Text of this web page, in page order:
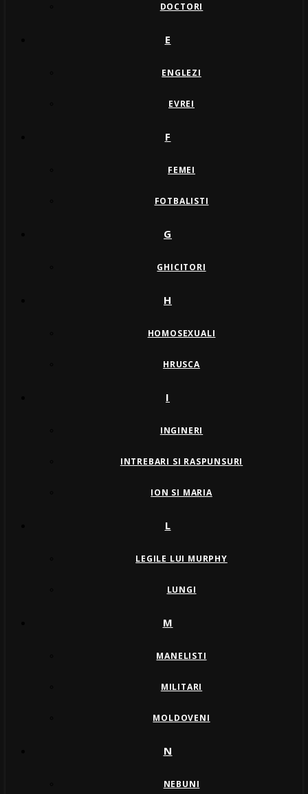
DOCTORI
E
ENGLEZI
EVREI
F
FEMEI
FOTBALISTI
G
GHICITORI
H
HOMOSEXUALI
HRUSCA
I
INGINERI
INTREBARI SI RASPUNSURI
ION SI MARIA
L
LEGILE LUI MURPHY
LUNGI
M
MANELISTI
MILITARI
MOLDOVENI
N
NEBUNI